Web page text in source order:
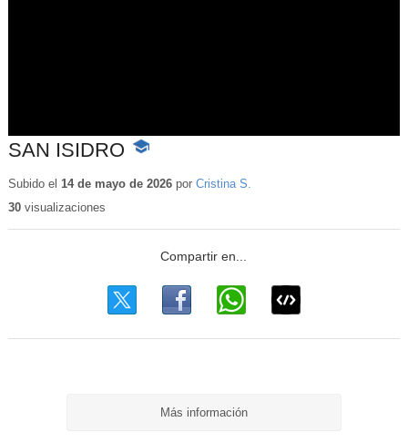
SAN ISIDRO
-
educativo
Subido el 14 de mayo de 2026por Cristina S.
30visualizaciones
Más información